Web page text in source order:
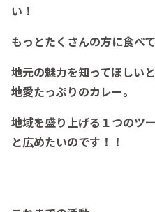
い！
もっとたくさんの方に食べ
地元の魅力を知ってほしい
地愛たっぷりのカレー。
地域を盛り上げる１つのツ
と広めたいのです！！